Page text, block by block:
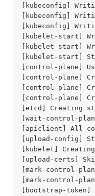
[kubeconfig]
[kubeconfig]
[kubeconfig]
[kubelet-start]
[kubelet-start]
[kubelet-start]
[control-plane]
[control-plane]
[control-plane]
[control-plane]
[etcd] Creating
[wait-control-
[apiclient] All
[upload-config]
[kubelet]
[upload-certs]
[mark-control-
[mark-control-
[bootstrap-token]